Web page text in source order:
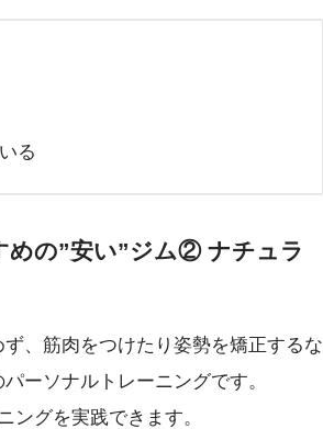
る
めの”安い”ジム② ナチュラ
、筋肉をつけたり姿勢を矯正するな
ーソナルトレーニングです。
ングを実践できます。